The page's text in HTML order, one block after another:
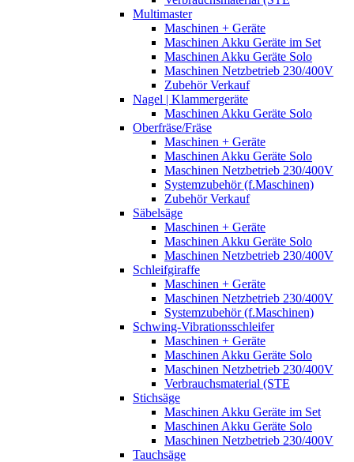
Multimaster
Maschinen + Geräte
Maschinen Akku Geräte im Set
Maschinen Akku Geräte Solo
Maschinen Netzbetrieb 230/400V
Zubehör Verkauf
Nagel | Klammergeräte
Maschinen Akku Geräte Solo
Oberfräse/Fräse
Maschinen + Geräte
Maschinen Akku Geräte Solo
Maschinen Netzbetrieb 230/400V
Systemzubehör (f.Maschinen)
Zubehör Verkauf
Säbelsäge
Maschinen + Geräte
Maschinen Akku Geräte Solo
Maschinen Netzbetrieb 230/400V
Schleifgiraffe
Maschinen + Geräte
Maschinen Netzbetrieb 230/400V
Systemzubehör (f.Maschinen)
Schwing-Vibrationsschleifer
Maschinen + Geräte
Maschinen Akku Geräte Solo
Maschinen Netzbetrieb 230/400V
Verbrauchsmaterial (STE
Stichsäge
Maschinen Akku Geräte im Set
Maschinen Akku Geräte Solo
Maschinen Netzbetrieb 230/400V
Tauchsäge